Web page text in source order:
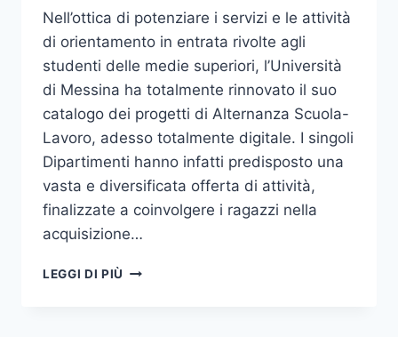
Nell’ottica di potenziare i servizi e le attività
di orientamento in entrata rivolte agli
studenti delle medie superiori, l’Università
di Messina ha totalmente rinnovato il suo
catalogo dei progetti di Alternanza Scuola-
Lavoro, adesso totalmente digitale. I singoli
Dipartimenti hanno infatti predisposto una
vasta e diversificata offerta di attività,
finalizzate a coinvolgere i ragazzi nella
acquisizione…
LEGGI DI PIÙ ALTERNANZA